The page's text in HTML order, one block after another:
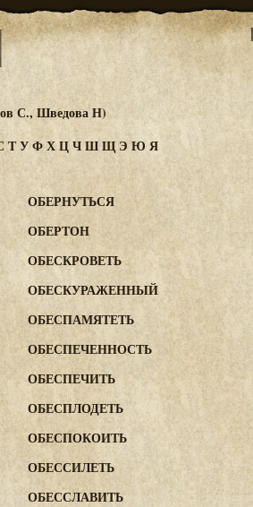
С., Шведова Н)
ТУФХЦЧШЩЭ Ю Я
ОБЕРНУТЬСЯ
ОБЕРТОН
ОБЕСКРОВЕТЬ
ОБЕСКУРАЖЕННЫЙ
ОБЕСПАМЯТЕТЬ
ОБЕСПЕЧЕННОСТЬ
ОБЕСПЕЧИТЬ
ОБЕСПЛОДЕТЬ
ОБЕСПОКОИТЬ
ОБЕССИЛЕТЬ
ОБЕССЛАВИТЬ